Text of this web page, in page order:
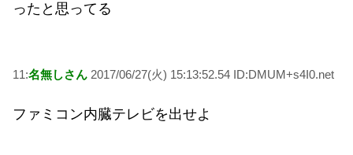
ったと思ってる
11:名無しさん 2017/06/27(火) 15:13:52.54 ID:DMUM+s4I0.net
ファミコン内臓テレビを出せよ